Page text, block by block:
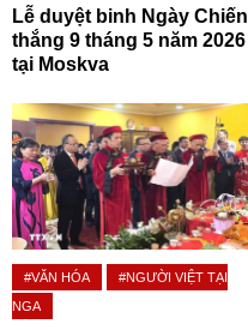
Lễ duyệt binh Ngày Chiến
thắng 9 tháng 5 năm 2026
tại Moskva
#VĂN HÓA
#NGƯỜI VIỆT TẠI
NGA